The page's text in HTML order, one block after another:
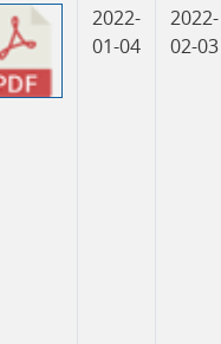
2022-
01-04
2022-
02-03